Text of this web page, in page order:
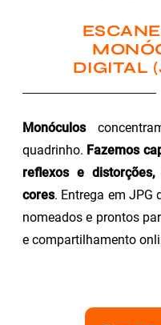
DIGITAL
Monóculos
quadrinho. Fazemos
reflexos e
cores. Entrega em JPG
nomeados e prontos
e compartilhamento